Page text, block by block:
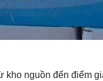
kho nguồn đến điểm